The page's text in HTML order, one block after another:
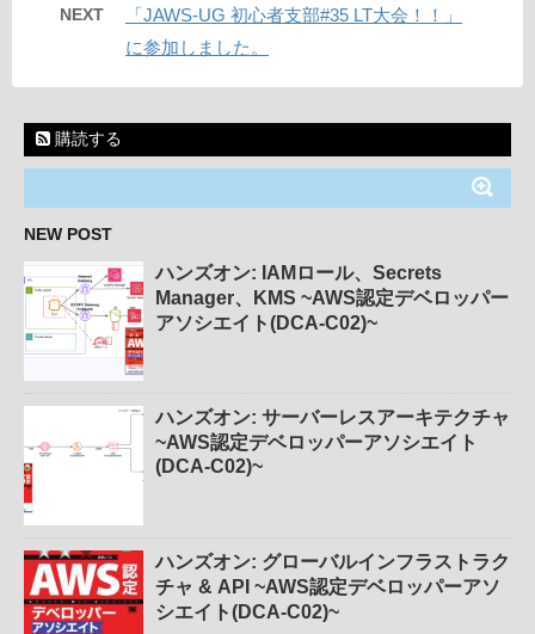
NEXT
「JAWS-UG 初心者支部#35 LT大会！！」
に参加しました。
購読する
NEW POST
ハンズオン: IAMロール、Secrets
Manager、KMS ~AWS認定デベロッパー
アソシエイト(DCA-C02)~
ハンズオン: サーバーレスアーキテクチャ
~AWS認定デベロッパーアソシエイト
(DCA-C02)~
ハンズオン: グローバルインフラストラク
チャ & API ~AWS認定デベロッパーアソ
シエイト(DCA-C02)~